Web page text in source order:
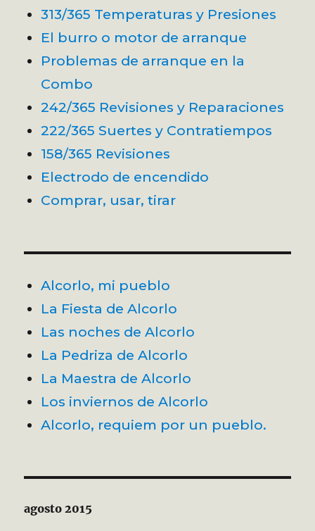
313/365 Temperaturas y Presiones
El burro o motor de arranque
Problemas de arranque en la
Combo
242/365 Revisiones y Reparaciones
222/365 Suertes y Contratiempos
158/365 Revisiones
Electrodo de encendido
Comprar, usar, tirar
Alcorlo, mi pueblo
La Fiesta de Alcorlo
Las noches de Alcorlo
La Pedriza de Alcorlo
La Maestra de Alcorlo
Los inviernos de Alcorlo
Alcorlo, requiem por un pueblo.
agosto 2015